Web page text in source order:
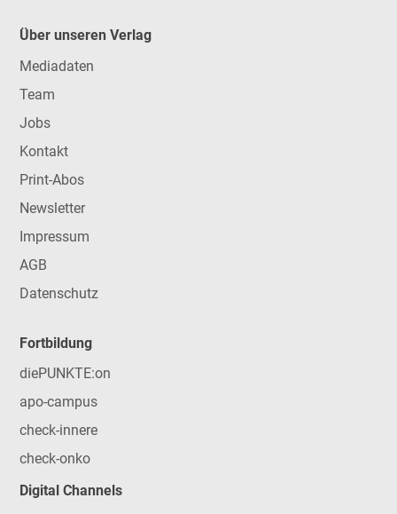
Über unseren Verlag
Mediadaten
Team
Jobs
Kontakt
Print-Abos
Newsletter
Impressum
AGB
Datenschutz
Fortbildung
diePUNKTE:on
apo-campus
check-innere
check-onko
Digital Channels